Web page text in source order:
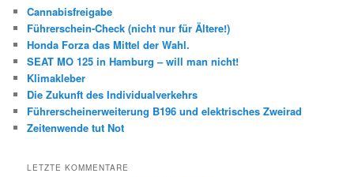
Cannabisfreigabe
Führerschein-Check (nicht nur für Ältere!)
Honda Forza das Mittel der Wahl.
SEAT MO 125 in Hamburg – will man nicht!
Klimakleber
Die Zukunft des Individualverkehrs
Führerscheinerweiterung B196 und elektrisches Zweirad
Zeitenwende tut Not
LETZTE KOMMENTARE